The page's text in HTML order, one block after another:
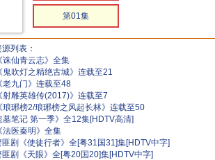
第01集
列表：
仙青云志》全集
吹灯之精绝古城》连载至21
九门》连载至48
雕英雄传(2017)》连载至7
琊榜2/琅琊榜之风起长林》连载至50
笔记 第一季》全12集[HDTV高清]
医秦明》全集
剧《使徒行者》全[粤31国31]集[HDTV中字]
剧《天眼》全[粤20国20]集[HDTV中字]